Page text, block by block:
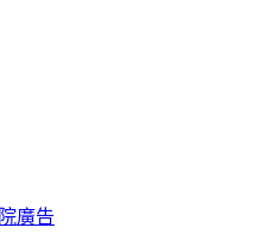
孫鵬：誰家的鍋底沒有灰